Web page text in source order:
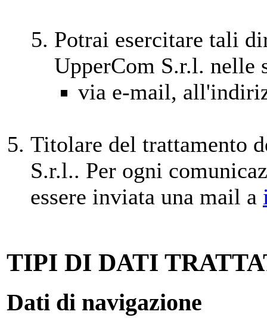
Potrai esercitare tali
UpperCom S.r.l. nelle
via e-mail,
Titolare del trattamento
S.r.l.. Per ogni
essere inviata una mail a
TIPI DI DATI
Dati di navigazione